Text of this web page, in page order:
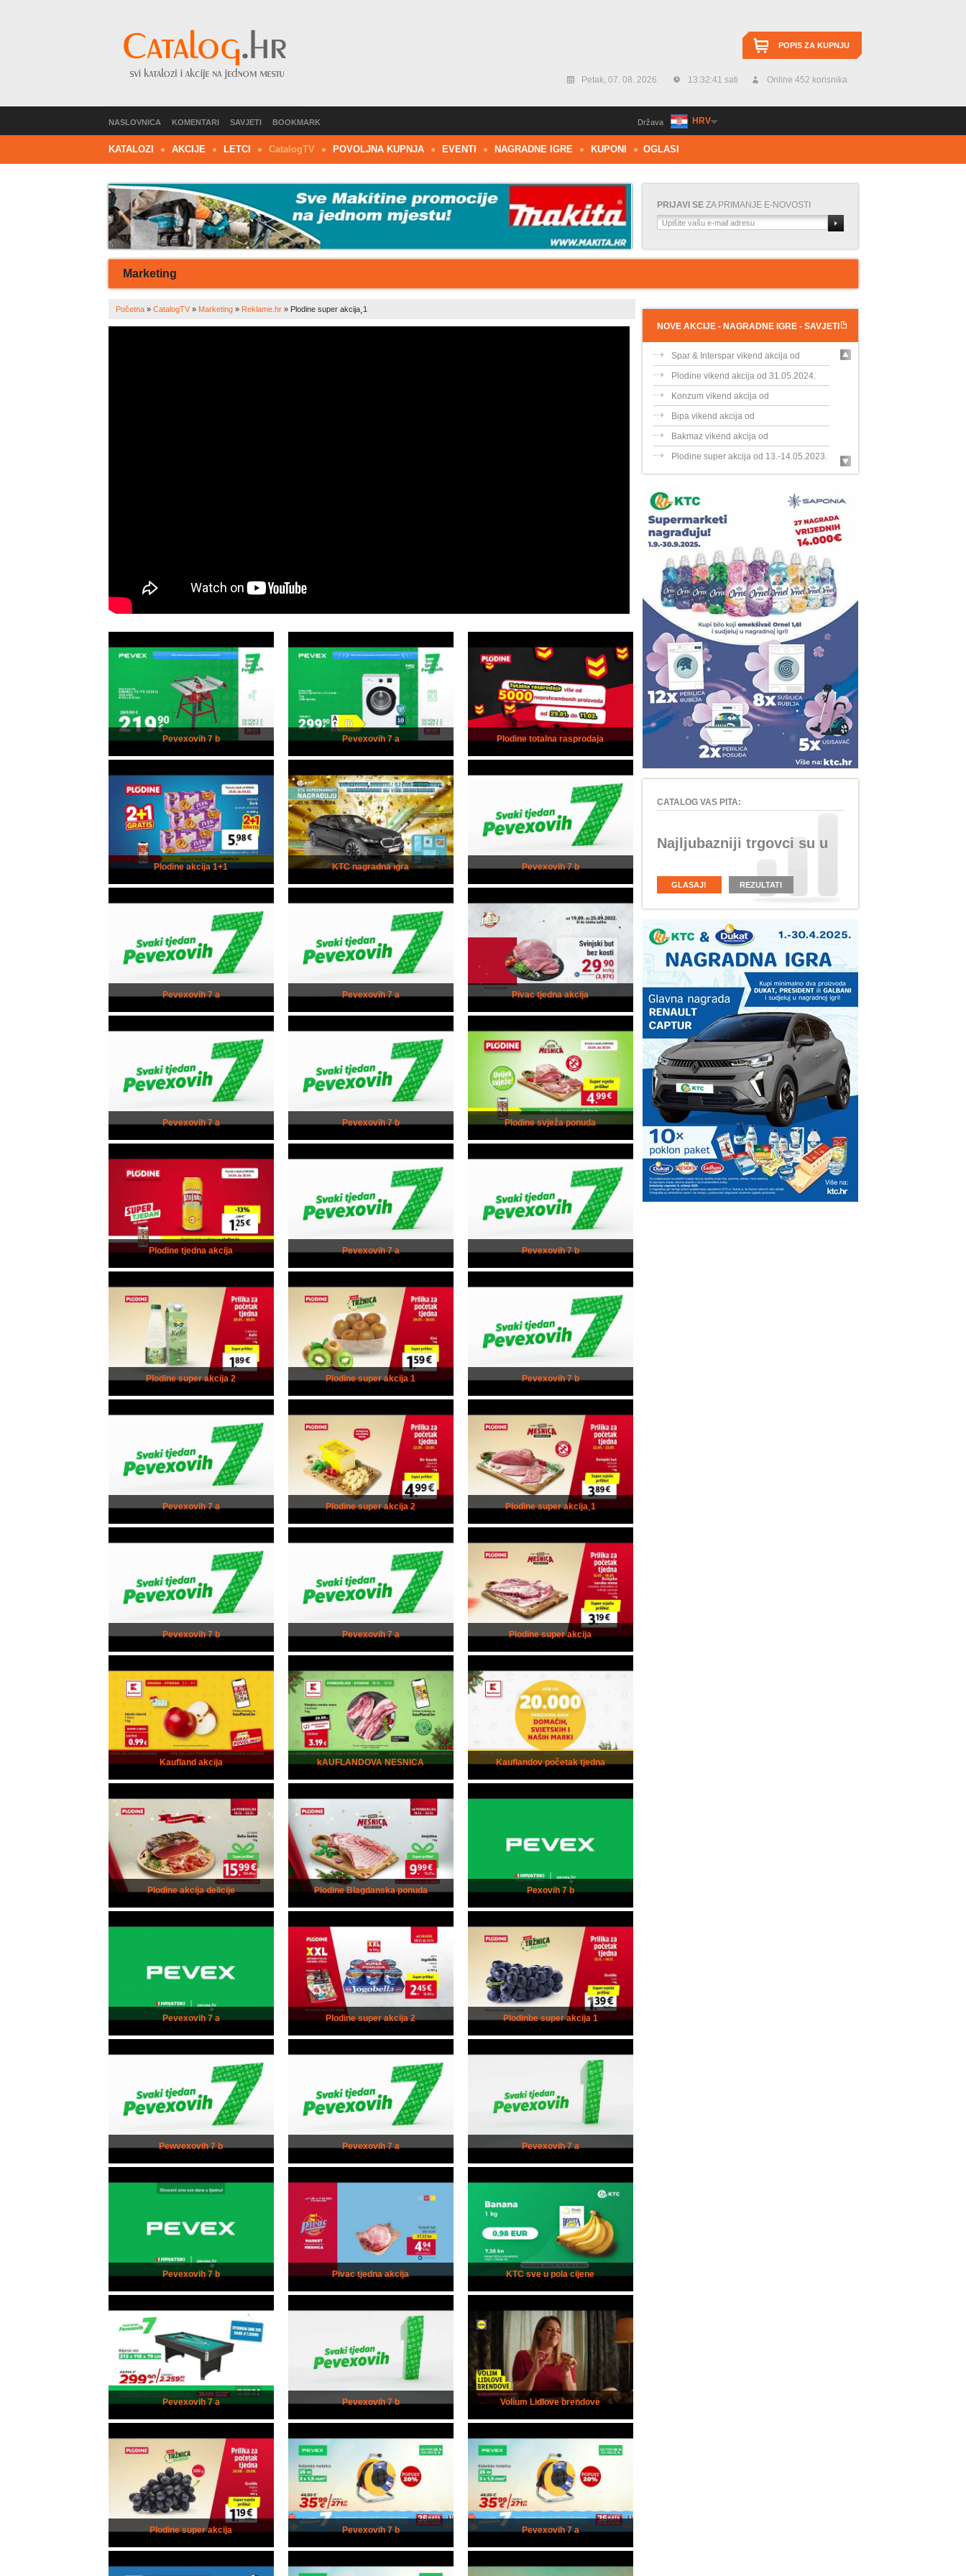
POPIS ZA KUPNJU
Petak, 07. 08. 2026. 13:32:42 sati Online 452 korisnika
HRV
Država
NASLOVNICA KOMENTARI SAVJETI BOOKMARK
KATALOZI AKCIJE LETCI CatalogTV POVOLJNA KUPNJA EVENTI NAGRADNE IGRE KUPONI OGLASI
PRIJAVI SEZA PRIMANJE E-NOVOSTI
Marketing
Početna» CatalogTV» Marketing» Reklame.hr» Plodine super akcija¸1
Pevexovih 7 b Pevexovih 7 a Plodine totalna rasprodaja
Plodine akcija 1+1 KTC nagradna igra Pevexovih 7 b
Pevexovih 7 a Pevexovih 7 a Pivac tjedna akcija
Pevexovih 7 a Pevexovih 7 b Plodine svježa ponuda
Plodine tjedna akcija Pevexovih 7 a Pevexovih 7 b
Plodine super akcija 2 Plodine super akcija 1 Pevexovih 7 b
Pevexovih 7 a Plodine super akcija 2 Plodine super akcija¸1
Pevexovih 7 b Pevexovih 7 a Plodine super akcija
Kaufland akcija kAUFLANDOVA NESNICA Kauflandov početak tjedna
Plodine akcija delicije Plodine Blagdanska ponuda Pexovih 7 b
Pevexovih 7 a Plodine super akcija 2 Plodinbe super akcija 1
Pewvexovih 7 b Pevexovih 7 a Pevexovih 7 a
Pevexovih 7 b Pivac tjedna akcija KTC sve u pola cijene
Pevexovih 7 a Pevexovih 7 b Volium Lidlove brendove
Plodine super akcija Pevexovih 7 b Pevexovih 7 a
NOVE AKCIJE - NAGRADNE IGRE - SAVJETI
Spar & Interspar vikend akcija od
31.05....
Plodine vikend akcija od 31.05.2024.
Konzum vikend akcija od
31.05.-02.06.202...
Bipa vikend akcija od
30.05.-02.06.2024.
Bakmaz vikend akcija od
30.05.-02.06.202...
Plodine super akcija od 13.-14.05.2023.
CATALOG VAS PITA:
Najljubazniji trgovci su u
GLASAJ! REZULTATI